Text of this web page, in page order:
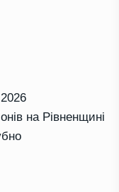
на Рівненщині